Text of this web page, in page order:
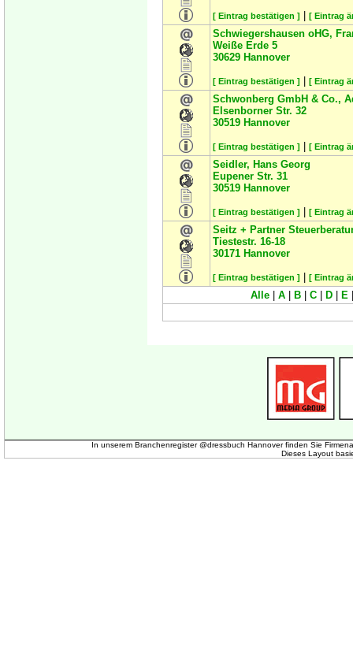
[ Eintrag bestätigen ] [ Eintrag
Schwiegershausen oHG,
Weiße Erde 5
30629 Hannover
[ Eintrag bestätigen ] [ Eintrag
Schwonberg GmbH & Co.,
Elsenborner Str. 32
30519 Hannover
[ Eintrag bestätigen ] [ Eintrag
Seidler, Hans Georg
Eupener Str. 31
30519 Hannover
[ Eintrag bestätigen ] [ Eintrag
Seitz + Partner
Tiestestr. 16-18
30171 Hannover
[ Eintrag bestätigen ] [ Eintrag
Alle A B C D E
In unserem Branchenregister @dressbuch Hannover finden Sie
Dieses Layout